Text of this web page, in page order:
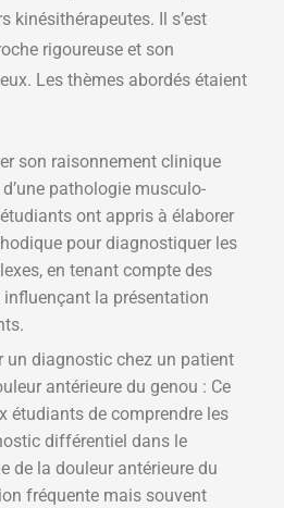
kinésithérapeutes. Il s’est
rigoureuse et son
Les thèmes abordés étaient
son raisonnement clinique
pathologie musculo-
ont appris à élaborer
pour diagnostiquer les
en tenant compte des
la présentation
un diagnostic chez un patient
antérieure du genou : Ce
étudiants de comprendre les
différentiel dans le
de la douleur antérieure du
fréquente mais souvent